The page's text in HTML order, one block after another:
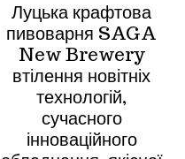
Луцька крафтова
пивоварня SAGA
New Brewery
втілення новітніх
технологій,
сучасного
інноваційного